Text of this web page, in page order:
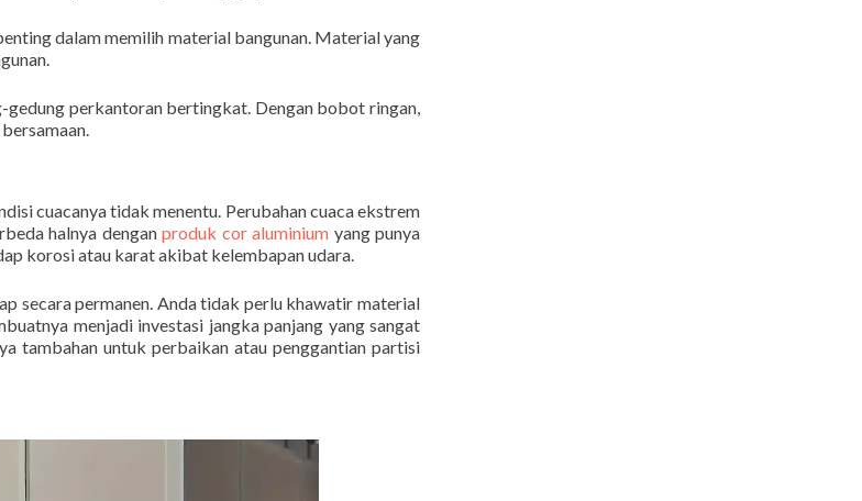
dalam memilih material bangunan. Material yang
perkantoran bertingkat. Dengan bobot ringan,
cuacanya tidak menentu. Perubahan cuaca ekstrem
halnya denganproduk cor aluminium yang punya
korosi atau karat akibat kelembapan udara.
secara permanen. Anda tidak perlu khawatir material
menjadi investasi jangka panjang yang sangat
tambahan untuk perbaikan atau penggantian partisi